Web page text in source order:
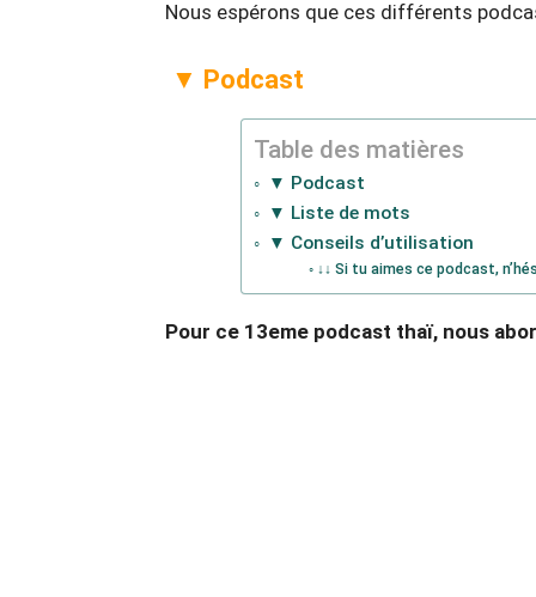
Nous espérons que ces différents
▼ Podcast
Table des matières
▼ Podcast
▼ Liste de mots
▼ Conseils d’utilisation
↓↓ Si tu aimes ce podcast,
Pour ce 13eme podcast thaï, nous